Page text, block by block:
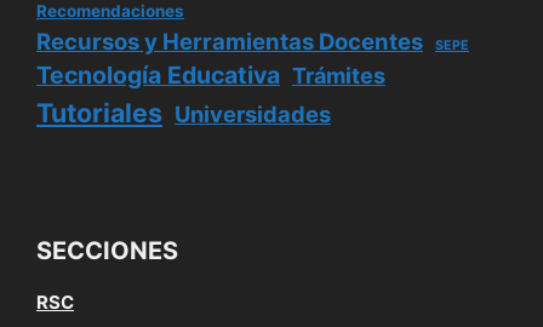
Recomendaciones
Recursos y Herramientas Docentes SEPE
Tecnología Educativa Trámites
Tutoriales Universidades
SECCIONES
RSC